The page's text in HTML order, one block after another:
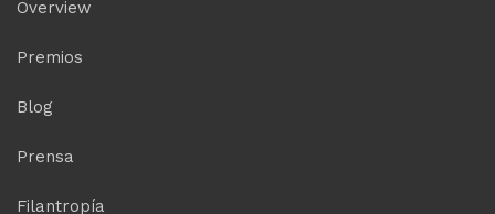
Overview
Premios
Blog
Prensa
Filantropía